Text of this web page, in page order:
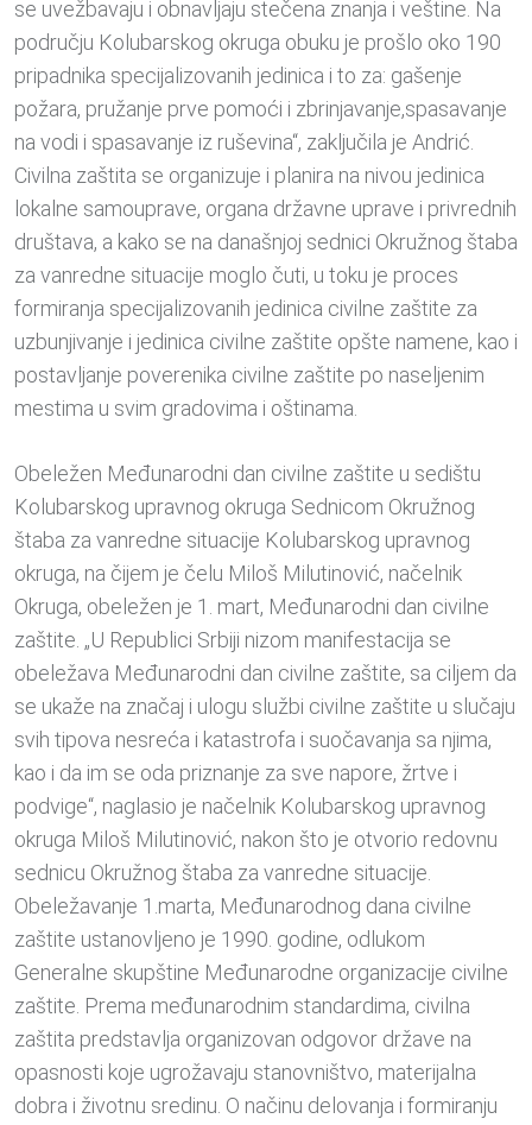
se uvežbavaju i obnavljaju stečena znanja i veštine. Na
području Kolubarskog okruga obuku je prošlo oko 190
pripadnika specijalizovanih jedinica i to za: gašenje
požara, pružanje prve pomoći i zbrinjavanje,spasavanje
na vodi i spasavanje iz ruševina“, zaključila je Andrić.
Civilna zaštita se organizuje i planira na nivou jedinica
lokalne samouprave, organa državne uprave i privrednih
društava, a kako se na današnjoj sednici Okružnog štaba
za vanredne situacije moglo čuti, u toku je proces
formiranja specijalizovanih jedinica civilne zaštite za
uzbunjivanje i jedinica civilne zaštite opšte namene, kao i
postavljanje poverenika civilne zaštite po naseljenim
mestima u svim gradovima i oštinama.
Obeležen Međunarodni dan civilne zaštite u sedištu
Kolubarskog upravnog okruga Sednicom Okružnog
štaba za vanredne situacije Kolubarskog upravnog
okruga, na čijem je čelu Miloš Milutinović, načelnik
Okruga, obeležen je 1. mart, Međunarodni dan civilne
zaštite. „U Republici Srbiji nizom manifestacija se
obeležava Međunarodni dan civilne zaštite, sa ciljem da
se ukaže na značaj i ulogu službi civilne zaštite u slučaju
svih tipova nesreća i katastrofa i suočavanja sa njima,
kao i da im se oda priznanje za sve napore, žrtve i
podvige“, naglasio je načelnik Kolubarskog upravnog
okruga Miloš Milutinović, nakon što je otvorio redovnu
sednicu Okružnog štaba za vanredne situacije.
Obeležavanje 1.marta, Međunarodnog dana civilne
zaštite ustanovljeno je 1990. godine, odlukom
Generalne skupštine Međunarodne organizacije civilne
zaštite. Prema međunarodnim standardima, civilna
zaštita predstavlja organizovan odgovor države na
opasnosti koje ugrožavaju stanovništvo, materijalna
dobra i životnu sredinu. O načinu delovanja i formiranju